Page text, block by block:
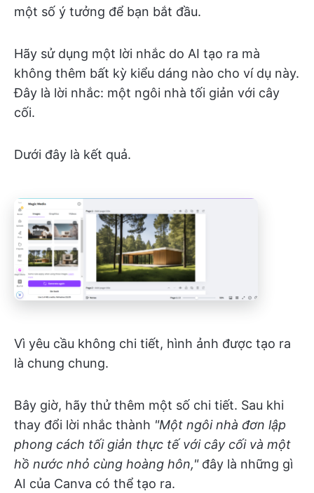
một số ý tưởng để bạn bắt đầu.
Hãy sử dụng một lời nhắc do AI tạo ra mà
không thêm bất kỳ kiểu dáng nào cho ví dụ này.
Đây là lời nhắc: một ngôi nhà tối giản với cây
cối.
Dưới đây là kết quả.
Vì yêu cầu không chi tiết, hình ảnh được tạo ra
là chung chung.
Bây giờ, hãy thử thêm một số chi tiết. Sau khi
thay đổi lời nhắc thành "Một ngôi nhà đơn lập
phong cách tối giản thực tế với cây cối và một
hồ nước nhỏ cùng hoàng hôn,"đây là những gì
AI của Canva có thể tạo ra.